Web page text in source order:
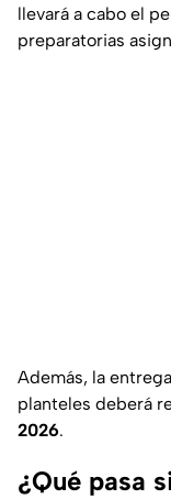
llevará a cabo el
preparatorias
Además, la
planteles deberá
2026.
¿Qué pasa